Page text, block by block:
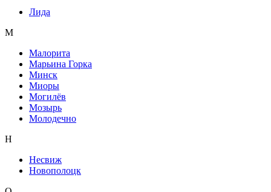
Лида
М
Малорита
Марьина Горка
Минск
Миоры
Могилёв
Мозырь
Молодечно
Н
Несвиж
Новополоцк